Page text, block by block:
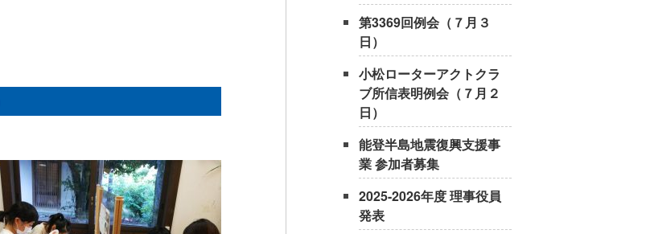
第3369回例会（７月３
日）
小松ローターアクトクラ
ブ所信表明例会（７月２
日）
能登半島地震復興支援事
業 参加者募集
2025-2026年度 理事役員
発表